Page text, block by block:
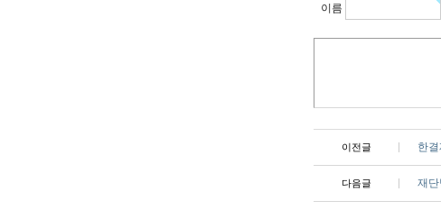
이름
이전글 한
다음글 재